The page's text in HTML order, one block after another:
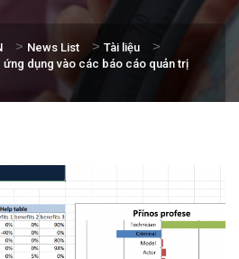
> News List > Tài liệu >
dụng vào các báo cáo quản trị